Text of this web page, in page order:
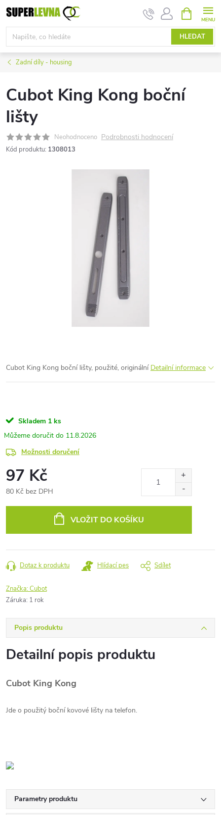
Přejít
na
obsah
HLEDAT
NÁKUPNÍ
KOŠÍK
Zadní díly - housing
Cubot King Kong boční
lišty
Neohodnoceno Podrobnosti hodnocení
Kód produktu: 1308013
Cubot King Kong boční lišty, použité, originální Detailní informace
Skladem 1 ks
11.8.2026
Možnosti doručení
97 Kč
80 Kč bez DPH
VLOŽIT DO KOŠÍKU
Dotaz k produktu Hlídací pes Sdílet
Značka:Cubot
Záruka: 1 rok
Popis produktu
Detailní popis produktu
Cubot King Kong
Jde o použitý boční kovové lišty na telefon.
Parametry produktu